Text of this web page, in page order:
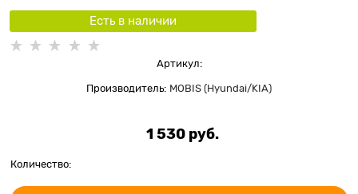
Есть в наличии
Артикул:
Производитель: MOBIS (Hyundai/KIA)
1 530 руб.
Количество: